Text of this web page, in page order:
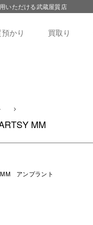
いただける武蔵屋質店
かり 買取り
MM
アンプラント